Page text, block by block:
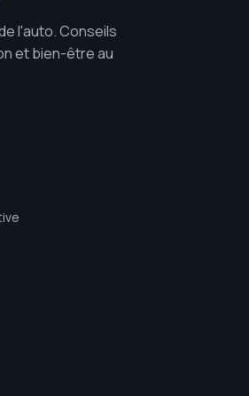
l'auto. Conseils
et bien-être au